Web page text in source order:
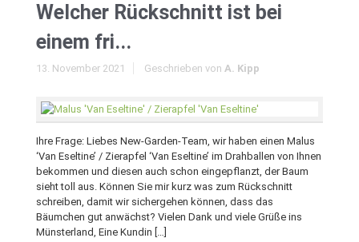
Welcher Rückschnitt ist bei
einem fri...
13. November 2021 Geschrieben von A. Kipp
Ihre Frage: Liebes New-Garden-Team, wir haben einen Malus
‘Van Eseltine’ / Zierapfel ‘Van Eseltine’ im Drahballen von Ihnen
bekommen und diesen auch schon eingepflanzt, der Baum
sieht toll aus. Können Sie mir kurz was zum Rückschnitt
schreiben, damit wir sichergehen können, dass das
Bäumchen gut anwächst? Vielen Dank und viele Grüße ins
Münsterland, Eine Kundin […]